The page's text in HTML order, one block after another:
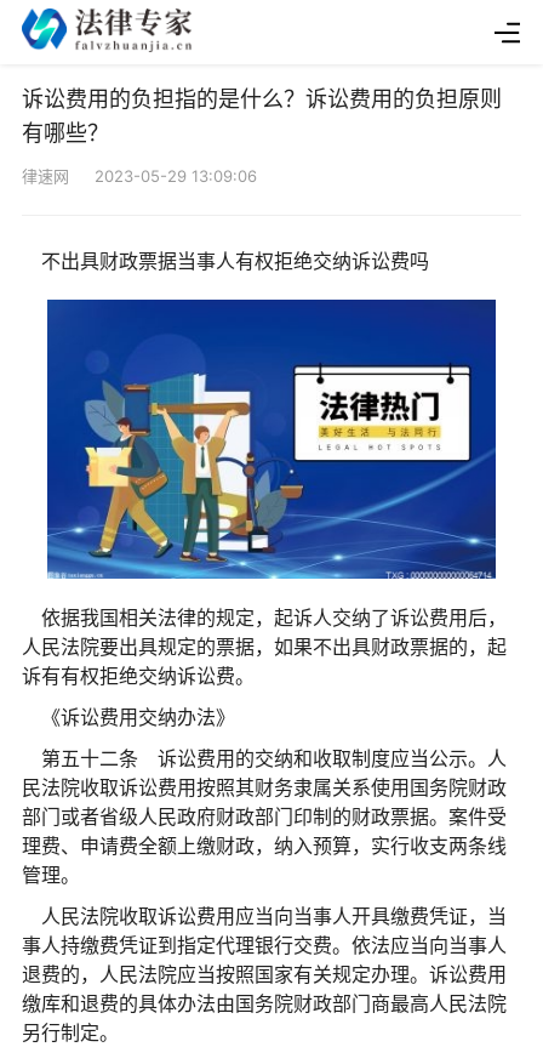
诉讼费用的负担指的是什么？诉讼费用的负担原则
有哪些？
律速网 2023-05-29 13:09:06
不出具财政票据当事人有权拒绝交纳诉讼费吗
依据我国相关法律的规定，起诉人交纳了诉讼费用后，
人民法院要出具规定的票据，如果不出具财政票据的，起
诉有有权拒绝交纳诉讼费。
《诉讼费用交纳办法》
第五十二条 诉讼费用的交纳和收取制度应当公示。人
民法院收取诉讼费用按照其财务隶属关系使用国务院财政
部门或者省级人民政府财政部门印制的财政票据。案件受
理费、申请费全额上缴财政，纳入预算，实行收支两条线
管理。
人民法院收取诉讼费用应当向当事人开具缴费凭证，当
事人持缴费凭证到指定代理银行交费。依法应当向当事人
退费的，人民法院应当按照国家有关规定办理。诉讼费用
缴库和退费的具体办法由国务院财政部门商最高人民法院
另行制定。